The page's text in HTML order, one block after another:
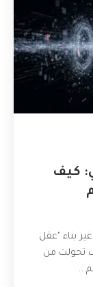
نصي: كيف
بناء "عقل
تحولت من